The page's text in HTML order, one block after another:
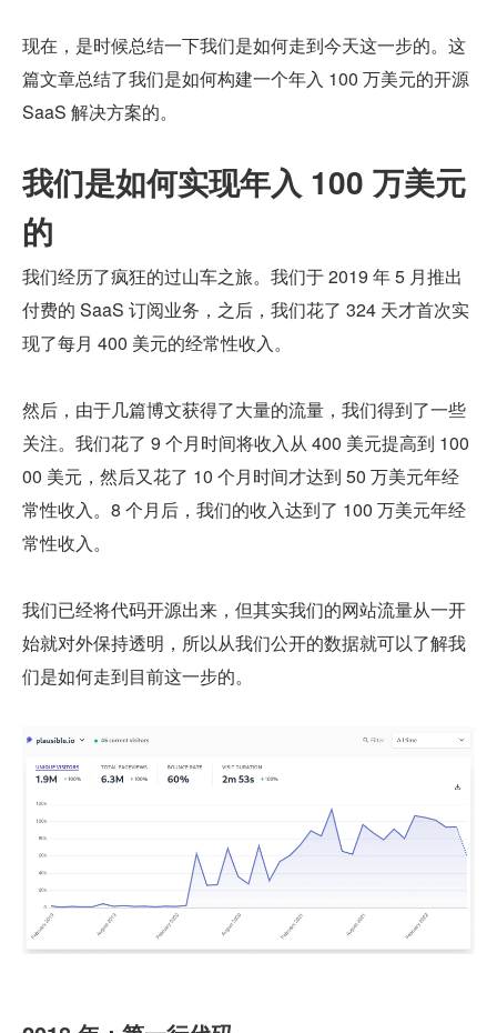
现在，是时候总结一下我们是如何走到今天这一步的。这
篇文章总结了我们是如何构建一个年入 100 万美元的开源
SaaS 解决方案的。
我们是如何实现年入 100 万美元
的
我们经历了疯狂的过山车之旅。我们于 2019 年 5 月推出
付费的 SaaS 订阅业务，之后，我们花了 324 天才首次实
现了每月 400 美元的经常性收入。
然后，由于几篇博文获得了大量的流量，我们得到了一些
关注。我们花了 9 个月时间将收入从 400 美元提高到 100
00 美元，然后又花了 10 个月时间才达到 50 万美元年经
常性收入。8 个月后，我们的收入达到了 100 万美元年经
常性收入。
我们已经将代码开源出来，但其实我们的网站流量从一开
始就对外保持透明，所以从我们公开的数据就可以了解我
们是如何走到目前这一步的。